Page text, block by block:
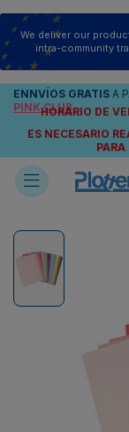
We deliver our
intra-community
ENNVÍOS GRATIS A
PINK CLUB
HORARIO DE
ES NECESARIO